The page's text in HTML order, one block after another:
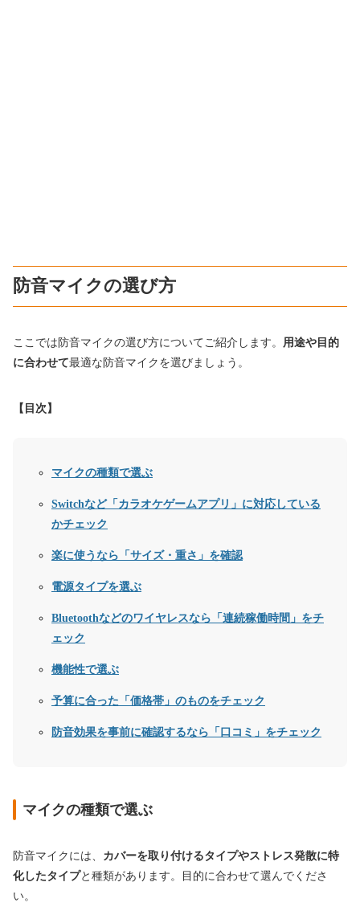
防音マイクの選び方
ここでは防音マイクの選び方についてご紹介します。 用途や目的
に合わせて最適な防音マイクを選びましょう。
【目次】
マイクの種類で選ぶ
Switchなど「カラオケゲームアプリ」に対応している
かチェック
楽に使うなら「サイズ・重さ」を確認
電源タイプを選ぶ
Bluetoothなどのワイヤレスなら「連続稼働時間」をチ
ェック
機能性で選ぶ
予算に合った「価格帯」のものをチェック
防音効果を事前に確認するなら「口コミ」をチェック
マイクの種類で選ぶ
防音マイクには、 カバーを取り付けるタイプやストレス発散に特
化したタイプと種類があります。目的に合わせて選んでくださ
い。